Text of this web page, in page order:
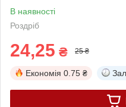
В наявності
Роздріб
24,25 ₴ 25 ₴
Економія 0.75 ₴